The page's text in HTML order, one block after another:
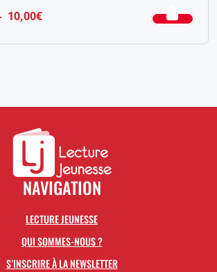
10,00€Plage
à
NAVIGATION
LECTURE JEUNESSE
QUI SOMMES-NOUS ?
S’INSCRIRE À LA NEWSLETTER